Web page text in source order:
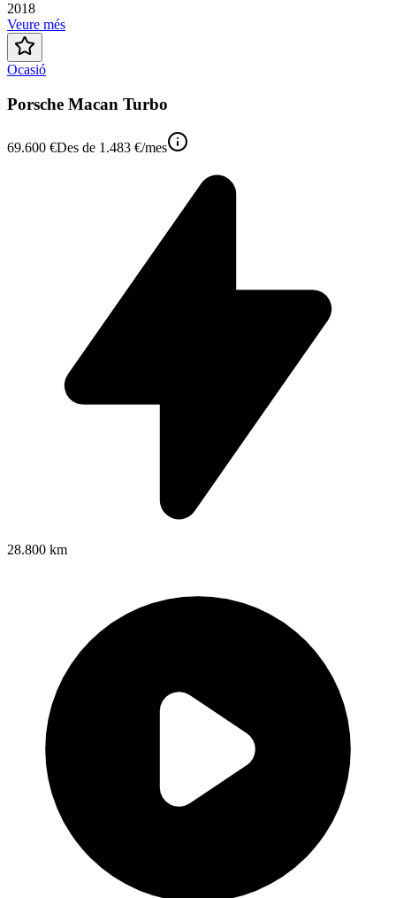
2018
Veure més
Ocasió
Porsche Macan Turbo
69.600 €Des de 1.483 €/mes
28.800 km